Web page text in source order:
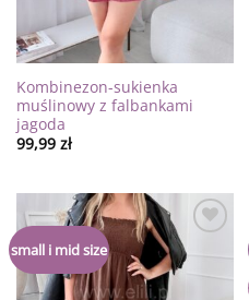
Kombinezon-sukienka
muślinowy z falbankami
jagoda
99,99 zł
small i mid size